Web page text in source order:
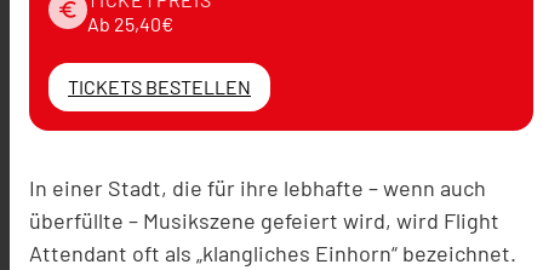
euro
Ab 25,40€
TICKETS BESTELLEN
In einer Stadt, die für ihre lebhafte – wenn auch
überfüllte – Musikszene gefeiert wird, wird Flight
Attendant oft als „klangliches Einhorn“ bezeichnet.